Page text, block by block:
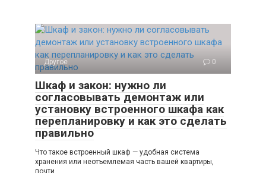
Другое 0
Шкаф и закон: нужно ли
согласовывать демонтаж или
установку встроенного шкафа как
перепланировку и как это сделать
правильно
Что такое встроенный шкаф — удобная система
хранения или неотъемлемая часть вашей квартиры,
почти